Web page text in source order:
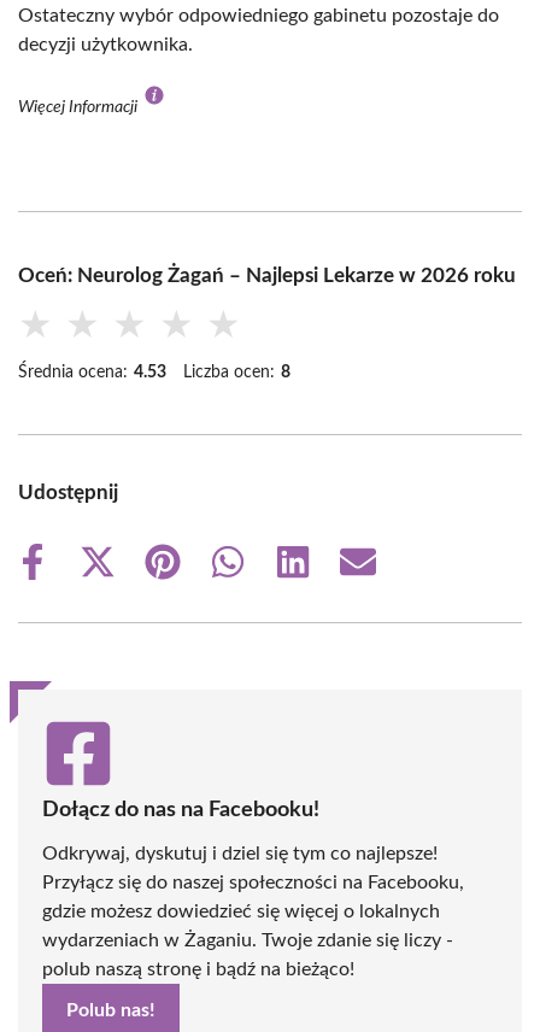
Ostateczny wybór odpowiedniego gabinetu pozostaje do
decyzji użytkownika.
Więcej Informacji
Oceń: Neurolog Żagań – Najlepsi Lekarze w 2026 roku
★ ★ ★ ★ ★
Średnia ocena: 4.53 Liczba ocen: 8
Udostępnij
Share
Share
(Twitter)
Share
Share
Share
Share
Dołącz do nas na Facebooku!
Odkrywaj, dyskutuj i dziel się tym co najlepsze!
Przyłącz się do naszej społeczności na Facebooku,
gdzie możesz dowiedzieć się więcej o lokalnych
wydarzeniach w Żaganiu. Twoje zdanie się liczy -
polub naszą stronę i bądź na bieżąco!
Polub nas!